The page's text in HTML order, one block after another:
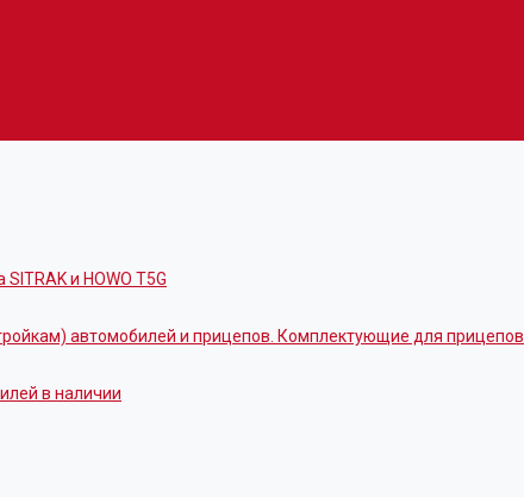
и HOWO T5G
автомобилей и прицепов. Комплектующие для прицепов
в наличии